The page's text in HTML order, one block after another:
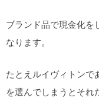
ブランド品で現金化を
なります。
たとえルイヴィトンで
を選んでしまうとそれ